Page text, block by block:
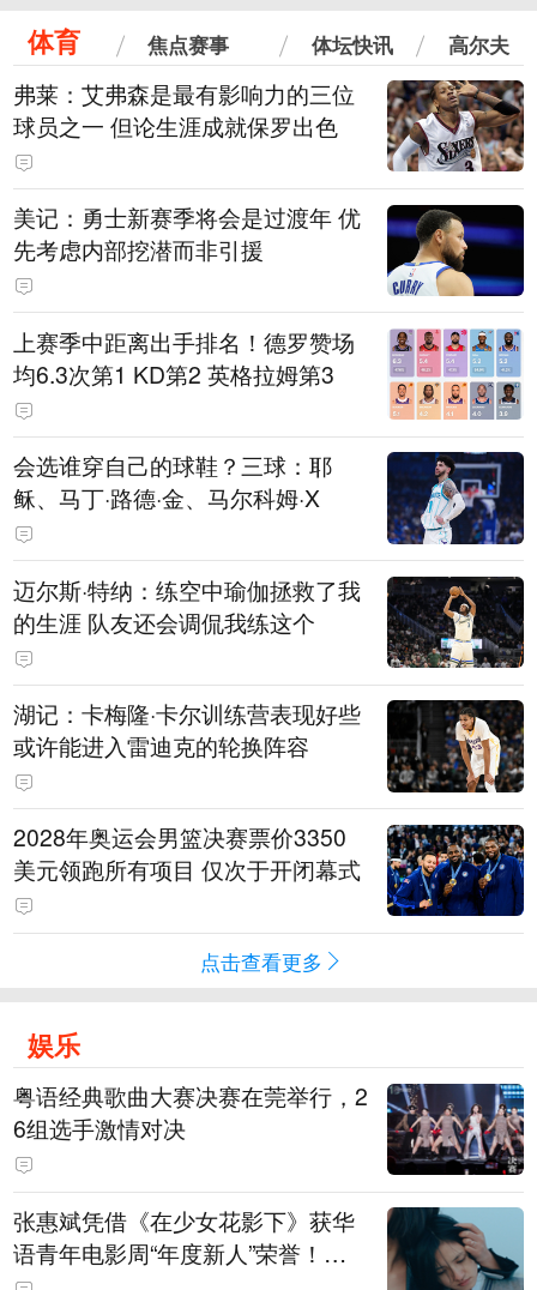
体育 焦点赛事 体坛快讯 高尔夫
弗莱：艾弗森是最有影响力的三位
球员之一 但论生涯成就保罗出色
美记：勇士新赛季将会是过渡年 优
先考虑内部挖潜而非引援
上赛季中距离出手排名！德罗赞场
均6.3次第1 KD第2 英格拉姆第3
会选谁穿自己的球鞋？三球：耶
稣、马丁·路德·金、马尔科姆·X
迈尔斯·特纳：练空中瑜伽拯救了我
的生涯 队友还会调侃我练这个
湖记：卡梅隆·卡尔训练营表现好些
或许能进入雷迪克的轮换阵容
2028年奥运会男篮决赛票价3350
美元领跑所有项目 仅次于开闭幕式
点击查看更多
娱乐
粤语经典歌曲大赛决赛在莞举行，2
6组选手激情对决
张惠斌凭借《在少女花影下》获华
语青年电影周“年度新人”荣誉！该